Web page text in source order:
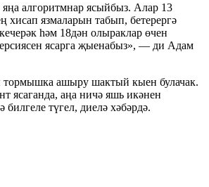
яңа алгоритмнар ясыйбыз. Алар 13
хисап язмаларын табып, бетерергә
һәм 18дән олыраклар өчен
ясарга җыенабыз», — ди Адам
ашыру шактый кыен булачак.
ясаганда, аңа ничә яшь икәнен
түгел, диелә хәбәрдә.